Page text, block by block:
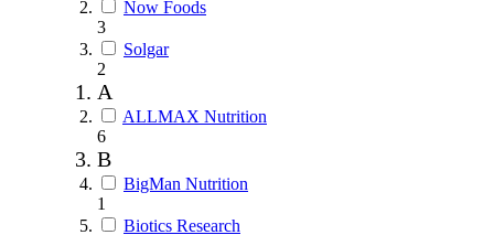
Now Foods
3
Solgar
2
A
ALLMAX Nutrition
6
B
BigMan Nutrition
1
Biotics Research